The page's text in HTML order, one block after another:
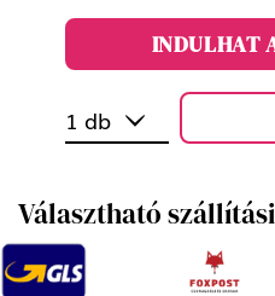
INDULHAT
1 db
Választható